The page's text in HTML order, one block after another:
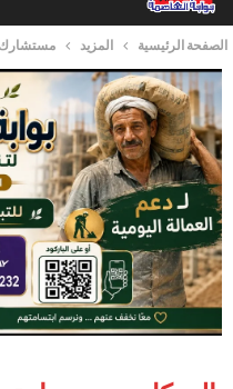
الصفحة الرئيسية المزيد مستشارك